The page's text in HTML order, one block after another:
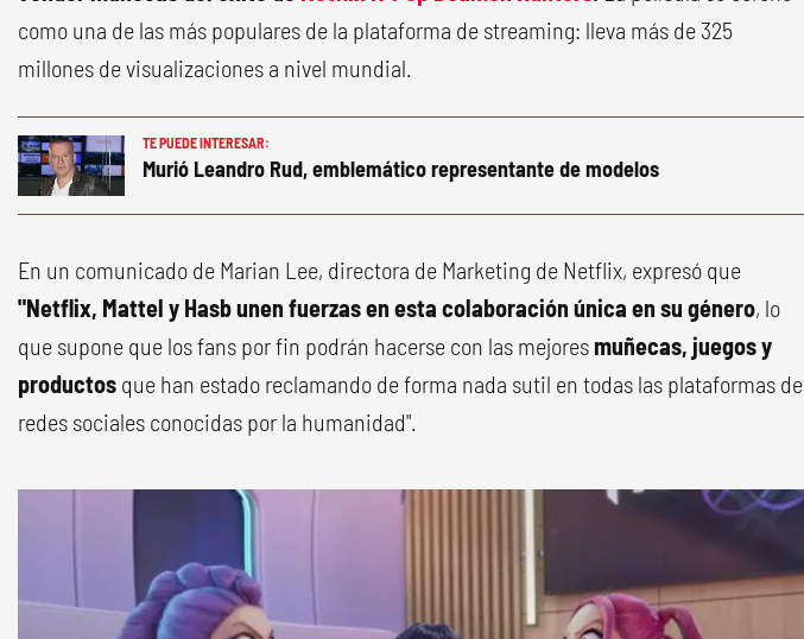
como una de las más populares de la plataforma de streaming: lleva más de 325
millones de visualizaciones a nivel mundial.
TE PUEDE INTERESAR:
Murió Leandro Rud, emblemático representante de modelos
En un comunicado de Marian Lee, directora de Marketing de Netflix, expresó que
"Netflix, Mattel y Hasb unen fuerzas en esta colaboración única en su género, lo
que supone que los fans por fin podrán hacerse con las mejores muñecas, juegos y
productos que han estado reclamando de forma nada sutil en todas las plataformas de
redes sociales conocidas por la humanidad".